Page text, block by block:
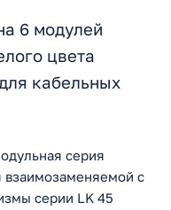
6 модулей
цвета
кабельных
серия
взаимозаменяемой с
серии LK 45